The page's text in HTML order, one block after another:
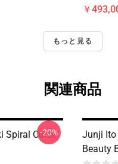
￥
もっと見る
関連商品
Spiral Curse
-20%
Junji Ito
Beauty